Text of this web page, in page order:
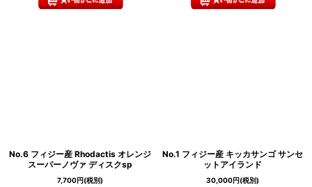
No.6 フィジー産 Rhodactis オレンジ
スーパーノヴァ ディスクsp
7,700円(税別)
No.1 フィジー産 キッカサンゴ サンセ
ットアイランド
30,000円(税別)